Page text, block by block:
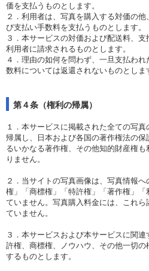
価を支払うものとします。
２．利用者は、写真を購入する対価の
び支払い手数料を支払うものとします。
３．本サービスの対価および配送料、
利用者に請求されるものとします。
４．理由の如何を問わず、一旦支払わ
数料については返還されないものとしま
第４条（権利の帰属）
１．本サービスに掲載された全ての写
帰属し、日本および各国の著作権法の
るいかなる著作権、その他知的財産権
りません。
２．当サイトの写真画像は、写真情報
権」「商標権」「特許権」「著作権」
ていません。写真購入料金には、これ
ていません。
３．本サービスおよび本サービスに関
許権、商標権、ノウハウ、その他一切
するものとします。